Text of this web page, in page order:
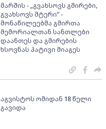
მარშის - „გვახსოვს გმირები,
გვახსოვს მტერი” -
მონაწილეებმა გმირთა
მემორიალთან სანთლები
დაანთეს და გმირების
ხსოვნას პატივი მიაგეს
აგვისტოს ომიდან 18 წელი
გავიდა